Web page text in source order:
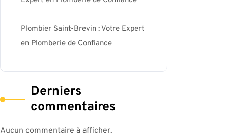
Plombier Saint-Brevin : Votre Expert
en Plomberie de Confiance
Derniers
commentaires
Aucun commentaire à afficher.